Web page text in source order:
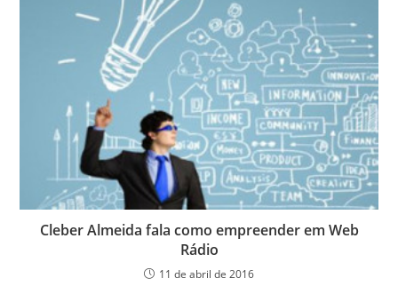
Cleber Almeida fala como empreender em Web
Rádio
11 de abril de 2016